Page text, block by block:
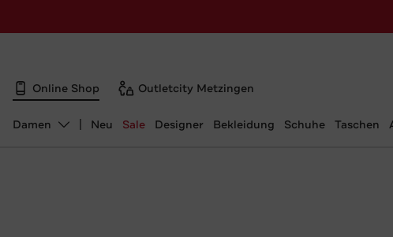
Online Shop Outletcity Metzingen
Abteilung ändern, ausgewählt:
Damen Neu Sale Designer Bekleidung Schuhe Taschen